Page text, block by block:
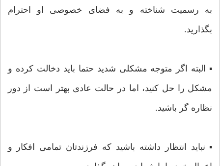
به رسمیت شناخته و به فضای خصوصی او احترام
بگذارید.
▪ البته اگر متوجه مشکلی شدید حتما باید دخالت کرده و
مشکل را حل کنید، اما در حالت عادی بهتر است از دور
نظاره گر باشید.
▪ نباید انتظار داشته باشید که فرزندتان تمامی افکار و